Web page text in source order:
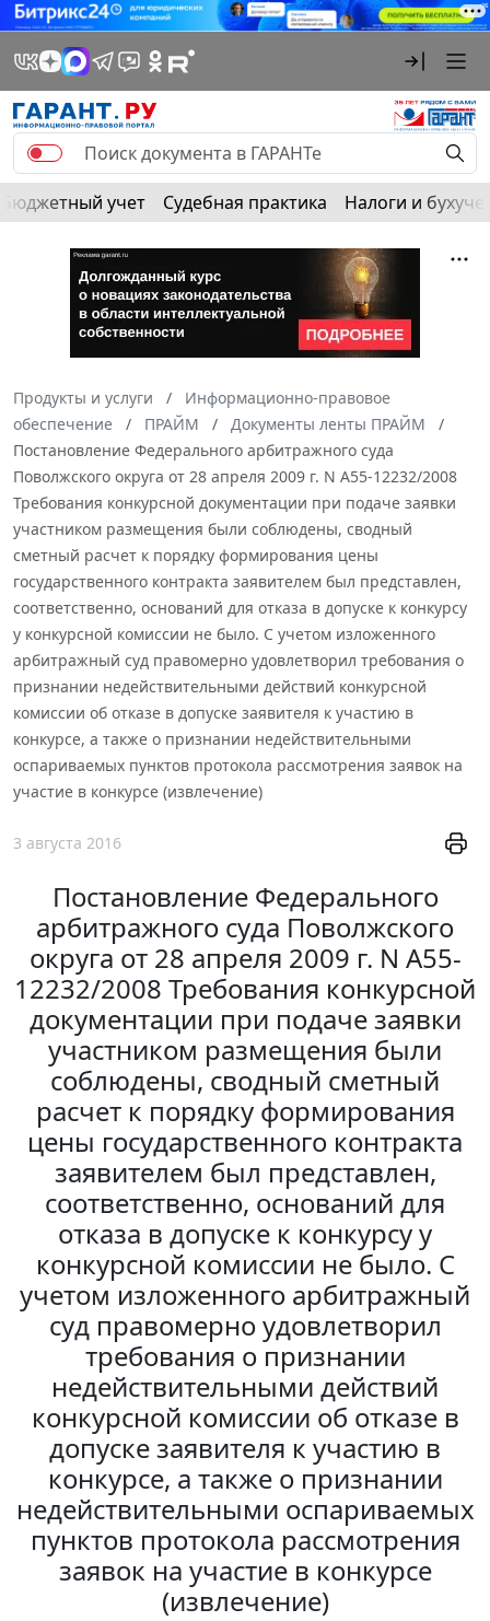
Бюджетный учет Судебная практика Налоги и
Продукты и услуги
Информационно-правовое
обеспечение
ПРАЙМ
Документы ленты ПРАЙМ
Постановление Федерального арбитражного суда
Поволжского округа от 28 апреля 2009 г. N А55-12232/2008
Требования конкурсной документации при подаче заявки
участником размещения были соблюдены, сводный
сметный расчет к порядку формирования цены
государственного контракта заявителем был представлен,
соответственно, оснований для отказа в допуске к конкурсу
у конкурсной комиссии не было. С учетом изложенного
арбитражный суд правомерно удовлетворил требования о
признании недействительными действий конкурсной
комиссии об отказе в допуске заявителя к участию в
конкурсе, а также о признании недействительными
оспариваемых пунктов протокола рассмотрения заявок на
участие в конкурсе (извлечение)
3 августа 2016
Постановление Федерального
арбитражного суда Поволжского
округа от 28 апреля 2009 г. N А55-
12232/2008 Требования конкурсной
документации при подаче заявки
участником размещения были
соблюдены, сводный сметный
расчет к порядку формирования
цены государственного контракта
заявителем был представлен,
соответственно, оснований для
отказа в допуске к конкурсу у
конкурсной комиссии не было. С
учетом изложенного арбитражный
суд правомерно удовлетворил
требования о признании
недействительными действий
конкурсной комиссии об отказе в
допуске заявителя к участию в
конкурсе, а также о признании
недействительными оспариваемых
пунктов протокола рассмотрения
заявок на участие в конкурсе
(извлечение)